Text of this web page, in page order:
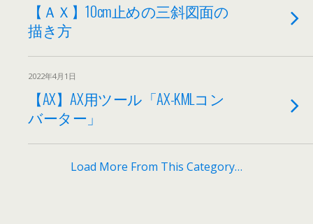
【ＡＸ】10cm止めの三斜図面の
描き方
2022年4月1日
【AX】AX用ツール「AX-KMLコン
バーター」
Load More From This Category…